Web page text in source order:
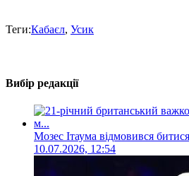
Теги:Кабаєл, Усик
Вибір редакції
Мозес Ітаума відмовився
10.07.2026, 12:54